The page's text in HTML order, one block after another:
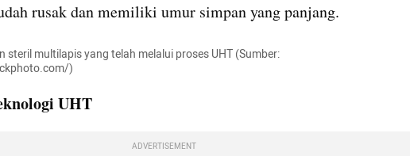
rusak dan memiliki umur simpan yang panjang.
steril multilapis yang telah melalui proses UHT (Sumber:
)
UHT
ADVERTISEMENT